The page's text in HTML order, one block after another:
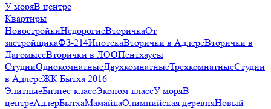
У моряВ центре
Квартиры
НовостройкиНедорогиеВторичкаОт
застройщикаФЗ-214ИпотекаВторички в АдлереВторички в
ДагомысеВторички в ЛООПентхаусы
СтудииОднокомнатныеДвухкомнатныеТрехкомнатныеСтудии
в АдлереЖК Бытха 2016
ЭлитныеБизнес-классЭконом-классУ моряВ
центреАдлерБытхаМамайкаОлимпийская деревняНовый